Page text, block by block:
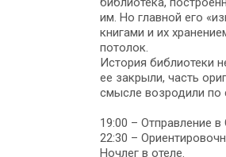
им. Но главной его
книгами и их
потолок.
История библиотеки
ее закрыли, часть
смысле возродили по
19:00 – Отправление
22:30 –
Ночлег в отеле.